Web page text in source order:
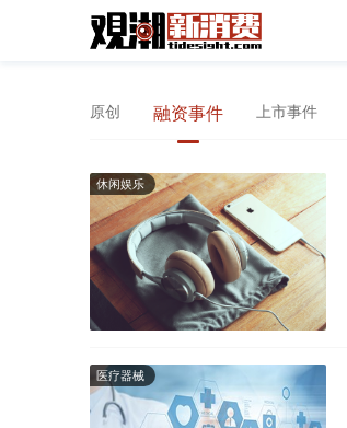
原创 融资事件 上市事件
休闲娱乐
医疗器械